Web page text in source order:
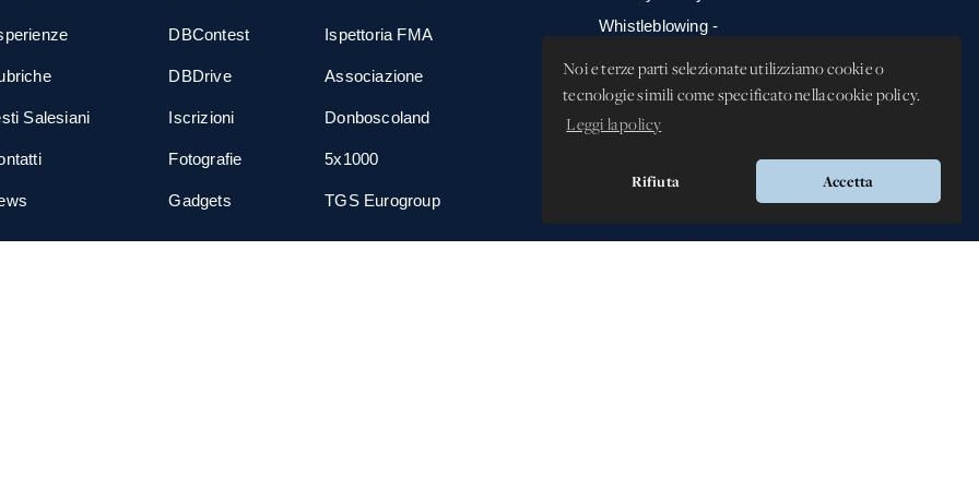
Noi e terze parti selezionate utilizziamo cookie o
tecnologie simili come specificato nella cookie policy.
Leggi la policy
Rifiuta Accetta
Salesiani
DBContest
DBDrive
Iscrizioni
Fotografie
Gadgets
Ispettoria FMA
Associazione
Donboscoland
5x1000
TGS Eurogroup
Whistleblowing -